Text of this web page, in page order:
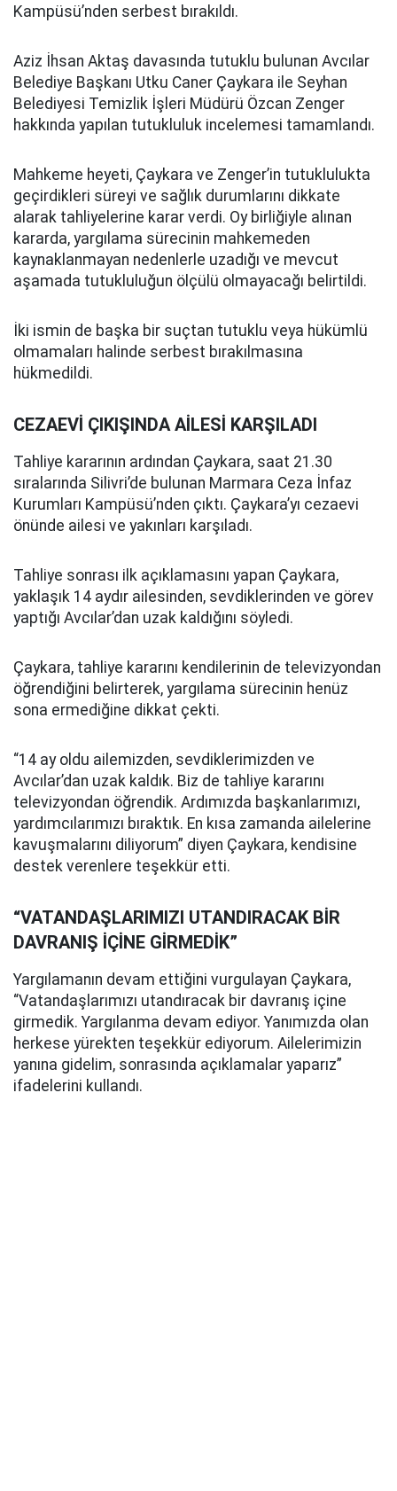
Kampüsü’nden serbest bırakıldı.
Aziz İhsan Aktaş davasında tutuklu bulunan Avcılar
Belediye Başkanı Utku Caner Çaykara ile Seyhan
Belediyesi Temizlik İşleri Müdürü Özcan Zenger
hakkında yapılan tutukluluk incelemesi tamamlandı.
Mahkeme heyeti, Çaykara ve Zenger’in tutuklulukta
geçirdikleri süreyi ve sağlık durumlarını dikkate
alarak tahliyelerine karar verdi. Oy birliğiyle alınan
kararda, yargılama sürecinin mahkemeden
kaynaklanmayan nedenlerle uzadığı ve mevcut
aşamada tutukluluğun ölçülü olmayacağı belirtildi.
İki ismin de başka bir suçtan tutuklu veya hükümlü
olmamaları halinde serbest bırakılmasına
hükmedildi.
CEZAEVİ ÇIKIŞINDA AİLESİ KARŞILADI
Tahliye kararının ardından Çaykara, saat 21.30
sıralarında Silivri’de bulunan Marmara Ceza İnfaz
Kurumları Kampüsü’nden çıktı. Çaykara’yı cezaevi
önünde ailesi ve yakınları karşıladı.
Tahliye sonrası ilk açıklamasını yapan Çaykara,
yaklaşık 14 aydır ailesinden, sevdiklerinden ve görev
yaptığı Avcılar’dan uzak kaldığını söyledi.
Çaykara, tahliye kararını kendilerinin de televizyondan
öğrendiğini belirterek, yargılama sürecinin henüz
sona ermediğine dikkat çekti.
“14 ay oldu ailemizden, sevdiklerimizden ve
Avcılar’dan uzak kaldık. Biz de tahliye kararını
televizyondan öğrendik. Ardımızda başkanlarımızı,
yardımcılarımızı bıraktık. En kısa zamanda ailelerine
kavuşmalarını diliyorum” diyen Çaykara, kendisine
destek verenlere teşekkür etti.
“VATANDAŞLARIMIZI UTANDIRACAK BİR
DAVRANIŞ İÇİNE GİRMEDİK”
Yargılamanın devam ettiğini vurgulayan Çaykara,
“Vatandaşlarımızı utandıracak bir davranış içine
girmedik. Yargılanma devam ediyor. Yanımızda olan
herkese yürekten teşekkür ediyorum. Ailelerimizin
yanına gidelim, sonrasında açıklamalar yaparız”
ifadelerini kullandı.